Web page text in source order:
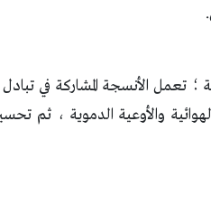
.
تعمل الأنسجة المشاركة في
والأوعية الدموية ، ثم